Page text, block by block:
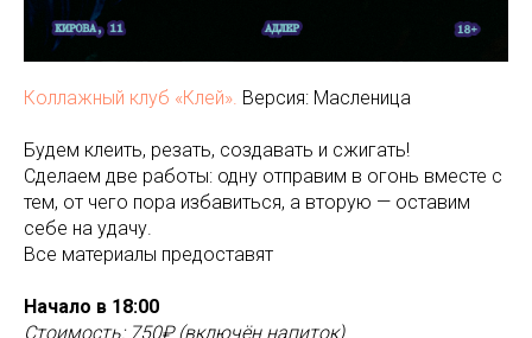
Коллажный клуб «Клей». Версия: Масленица
Будем клеить, резать, создавать и сжигать!
Сделаем две работы: одну отправим в огонь вместе с
тем, от чего пора избавиться, а вторую — оставим
себе на удачу.
Все материалы предоставят
Начало в 18:00
Стоимость: 750₽ (включён напиток)